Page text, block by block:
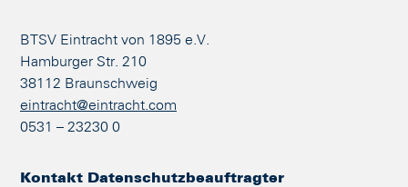
BTSV Eintracht von 1895 e.V.
Hamburger Str. 210
38112 Braunschweig
eintracht@eintracht.com
0531 – 23230 0
Kontakt Datenschutzbeauftragter